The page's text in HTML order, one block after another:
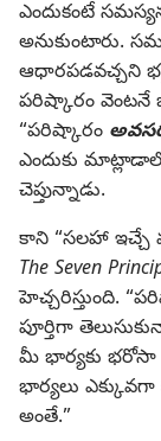
ఎందుకంటే
అనుకుంటారు.
ఆధారపడవచ్చని
పరిష్కారం వెంటనే
“పరిష్కారం
ఎందుకు
చెప్తున్నాడు.
కాని “సలహా ఇచ్చే
The Seven
హెచ్చరిస్తుంది.
పూర్తిగా
మీ భార్యకు భరోసా
భార్యలు
అంతే.”